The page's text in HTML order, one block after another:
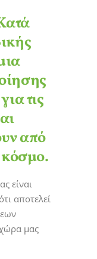
τις
από
κόσμο.
είναι
αποτελεί
μας